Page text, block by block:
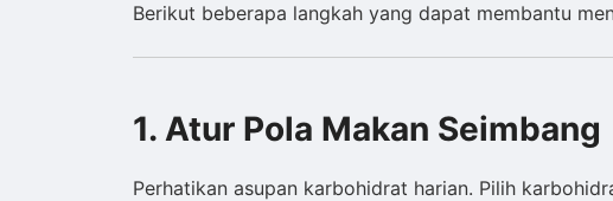
Berikut beberapa langkah yang dapat membantu
1. Atur Pola Makan Seimbang
Perhatikan asupan karbohidrat harian. Pilih